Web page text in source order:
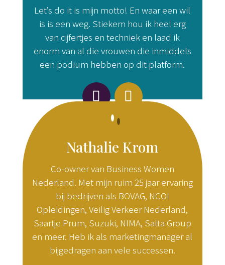
Let’s do it is mijn motto! En waar een wil
is is een weg. Stiekem hou ik heel erg
van cijfertjes en techniek en laad ik
enorm van al die vrouwen die inmiddels
een podium hebben op dit platform.
Nathalie Krom
Co-owner van Business Women
Nederland. Met mijn ruim 25 jaar ervaring
bij bedrijven als BOVAG, NCOI
Opleidingen, Veilig Verkeer Nederland,
Saartje Prum, Suzuki, NIMA, Salta Group
en meer. Heb ik als marketingmanager al
bijgedragen aan vele successen.